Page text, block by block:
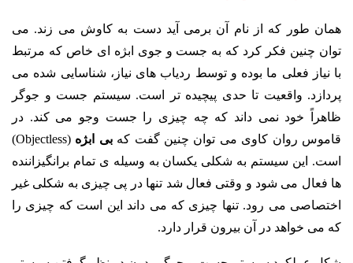
همان طور که از نام آن برمی آید دست به کاوش می زند. می
توان چنین فکر کرد که به جست و جوی ابژه ای خاص که مرتبط
با نیاز فعلی ما بوده و توسط ردیاب های نیاز، شناسایی شده می
پردازد. واقعیت تا حدی پیچیده تر است. سیستم جست و جوگر
ظاهراً خود نمی داند که چه چیزی را جست وجو می کند. در
قاموس روان کاوی می توان چنین گفت کهبی ابژه
(Objectless)
است. این سیستم به شکلی یکسان به وسیله ی تمام برانگیزاننده
ها فعال می شود و وقتی فعال شد تنها در پی چیزی به شکلی غیر
اختصاصی می رود. تنها چیزی که می داند این است که چیزی را
که می خواهد در آن بیرون قرار دارد.